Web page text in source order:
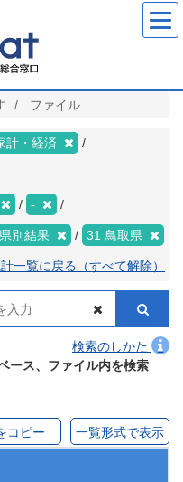
ファイル
計・経済
-
別結果 31 鳥取県
一覧に戻る（すべて解除）
検索のしかた
ース、ファイル内を検索
コピー 一覧形式で表示